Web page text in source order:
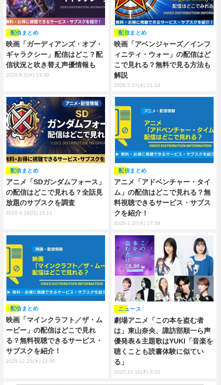
映画「ガーディアンズ・オブ・
ギャラクシー」配信はどこ？配
信状況と吹き替え声優情報も
配信まとめ
2026.6.2(火) 13:30
映画「アベンジャーズ／インフ
ィニティ・ウォー」の配信はど
こで見れる？無料で見る方法も
解説
配信まとめ
2026.5.27(水) 21:14
アニメ「SDガンダムフォース」
の配信はどこで見れる？全話見
放題のサブスクを調査
配信まとめ
2026.4.19(日) 15:11
アニメ「アドベンチャー・タイ
ム」の配信はどこで見れる？無
料視聴できるサービス・サブス
クを紹介！
配信まとめ
2026.1.20(火) 17:38
映画「マインクラフト／ザ・ム
ービー」の配信はどこで見れ
る？無料視聴できるサービス・
サブスクを紹介！
配信まとめ
2025.12.25(木) 12:50
劇場アニメ「この本を盗む者
は」東山奈央、諏訪部順一ら声
優発表＆主題歌はYUKI「音楽を
聴くことも読書体験に似てい
る」
ニュース
2025.10.16(木) 8:00